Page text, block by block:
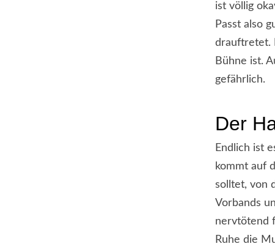
ist völlig
Passt also
drauftretet.
Bühne ist.
gefährlich.
Der
Endlich ist
kommt auf
solltet, von
Vorbands
nervtötend
Ruhe die